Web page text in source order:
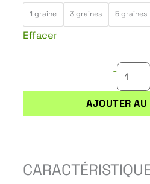
10,20 €
1 graine 3 graines 5 graines
Effacer
-
de
AJOUTER AU